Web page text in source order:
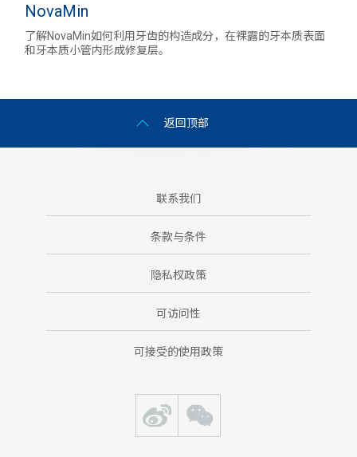
NovaMin
了解NovaMin如何利用牙齿的构造成分，在裸露的牙本质表面
和牙本质小管内形成修复层。
返回顶部
联系我们
条款与条件
隐私权政策
可访问性
可接受的使用政策